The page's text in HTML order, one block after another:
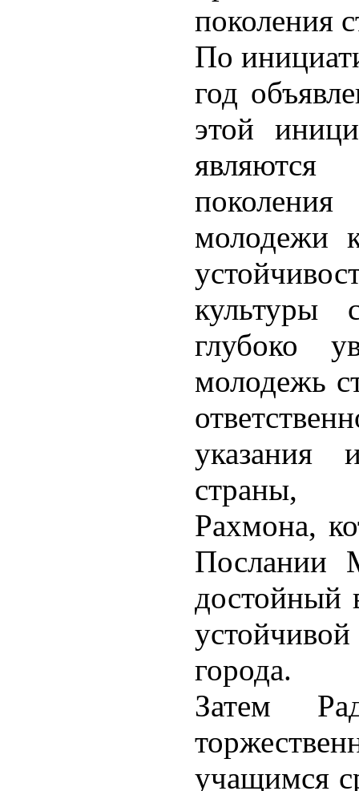
поколения
По
год
этой
являются
молодежи
культуры
глубоко
молодежь
указания
страны,
Рахмона,
Послании
достойный
города.
Затем
учащимся